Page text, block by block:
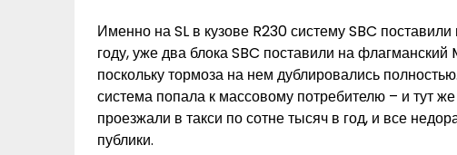
Именно на SL в кузове R230 систему SBC
году, уже два блока SBC поставили на
поскольку тормоза на нем дублировались
система попала к массовому потребителю – и тут
проезжали в такси по сотне тысяч в год, и все
публики.